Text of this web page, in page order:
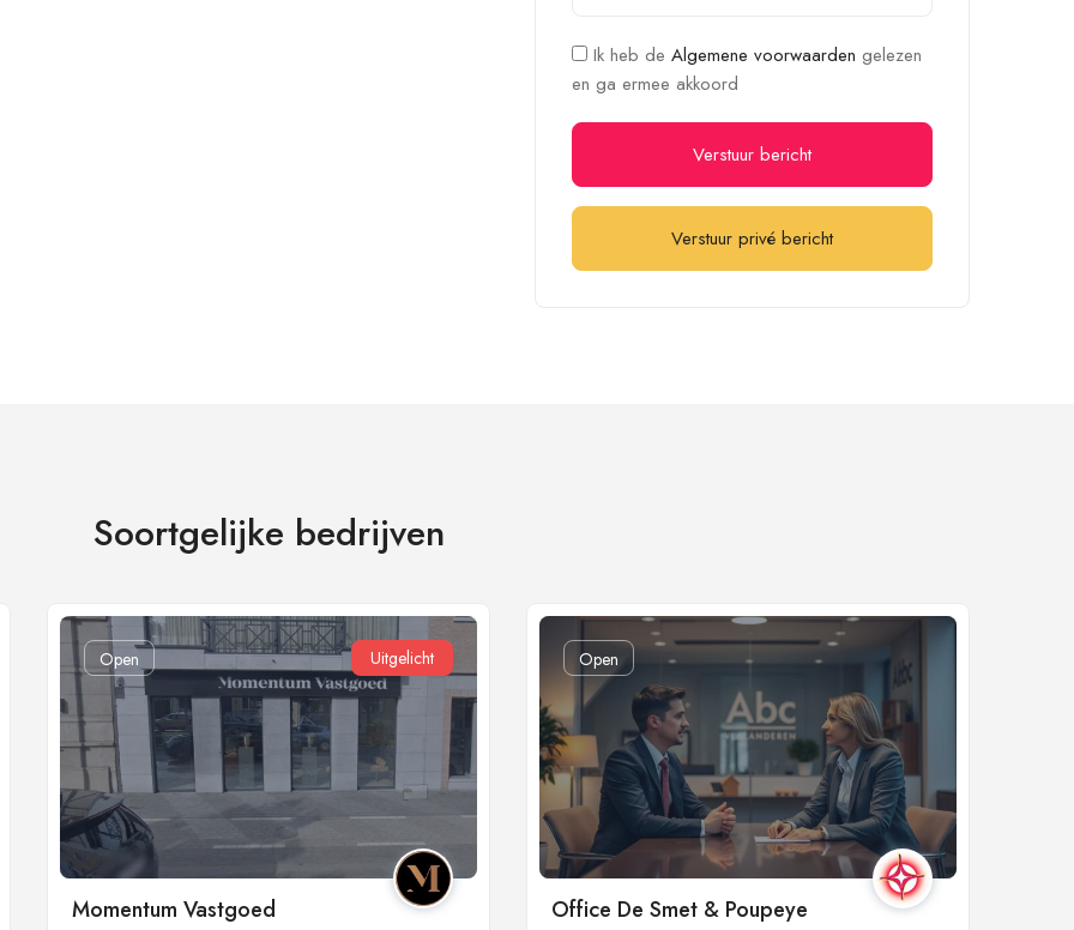
Ik heb de Algemene voorwaarden gelezen
en ga ermee akkoord
Verstuur bericht
Verstuur privé bericht
Soortgelijke bedrijven
Open Uitgelicht
Momentum Vastgoed
Open
Office De Smet & Poupeye